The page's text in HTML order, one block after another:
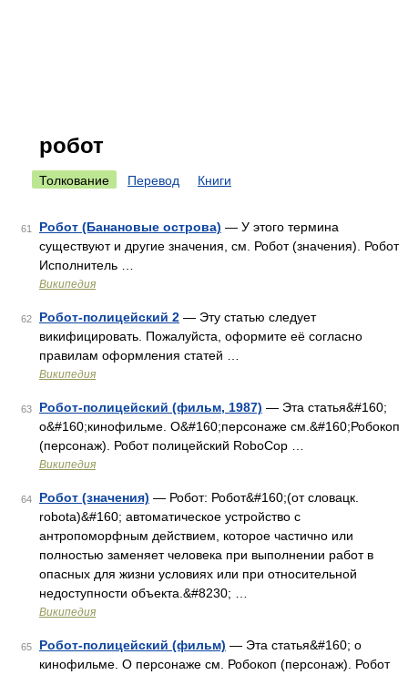
робот
Толкование Перевод Книги
61 Робот (Банановые острова) — У этого термина
существуют и другие значения, см. Робот (значения). Робот
Исполнитель …
Википедия
62 Робот-полицейский 2 — Эту статью следует
викифицировать. Пожалуйста, оформите её согласно
правилам оформления статей …
Википедия
63 Робот-полицейский (фильм, 1987) — Эта статья&#160;
о&#160;кинофильме. О&#160;персонаже см.&#160;Робокоп
(персонаж). Робот полицейский RoboCop …
Википедия
64 Робот (значения) — Робот: Робот&#160;(от словацк.
robota)&#160; автоматическое устройство с
антропоморфным действием, которое частично или
полностью заменяет человека при выполнении работ в
опасных для жизни условиях или при относительной
недоступности объекта.&#8230; …
Википедия
65 Робот-полицейский (фильм) — Эта статья&#160; о
кинофильме. О персонаже см. Робокоп (персонаж). Робот